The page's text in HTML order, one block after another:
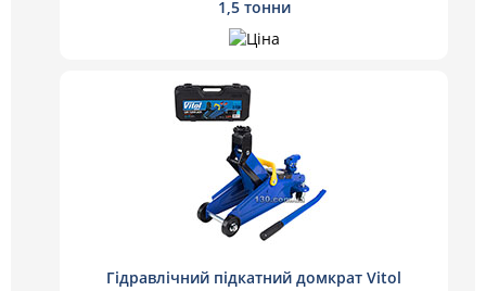
1,5 тонни
Гідравлічний підкатний домкрат Vitol